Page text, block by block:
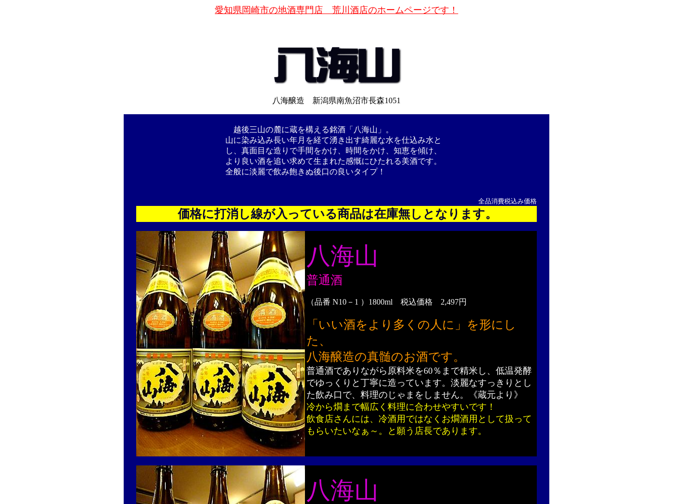
愛知県岡崎市の地酒専門店 荒川酒店のホームページです！
八海醸造 新潟県南魚沼市長森1051
越後三山の麓に蔵を構える銘酒「八海山」。
山に染み込み長い年月を経て湧き出す綺麗な水を仕込み水と
し、真面目な造りで手間をかけ、時間をかけ、知恵を傾け、
より良い酒を追い求めて生まれた感慨にひたれる美酒です。
全般に淡麗で飲み飽きぬ後口の良いタイプ！
全品消費税込み価格
価格に打消し線が入っている商品は在庫無しとなります。
八海山
普通酒
（品番 N10－1 ）1800ml 税込価格 2,497円
「いい酒をより多くの人に」を形にし
た、
八海醸造の真髄のお酒です。
普通酒でありながら原料米を60％まで精米し、低温発酵
でゆっくりと丁寧に造っています。淡麗なすっきりとし
た飲み口で、料理のじゃまをしません。《蔵元より》
冷から燗まで幅広く料理に合わせやすいです！
飲食店さんには、冷酒用ではなくお燗酒用として扱って
もらいたいなぁ～。と願う店長であります。
八海山